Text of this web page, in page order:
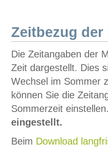
Zeitbezug der
Die Zeitangaben der
Zeit dargestellt. Dies
Wechsel im Sommer
können Sie die
Sommerzeit
eingestellt.
Beim Download